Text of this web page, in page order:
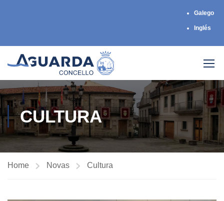
Galego
Inglés
CULTURA
Home Novas Cultura